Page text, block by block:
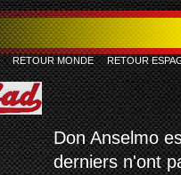
RETOUR MONDE RETOUR
Don Anselmo
derniers n'ont